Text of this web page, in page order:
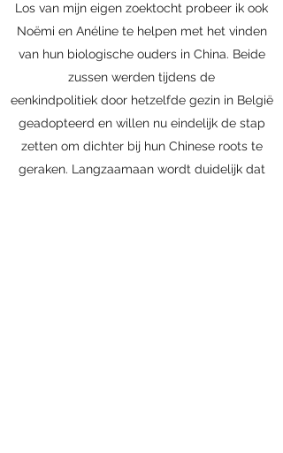
Los van mijn eigen zoektocht probeer ik ook
Noëmi en Anéline te helpen met het vinden
van hun biologische ouders in China. Beide
zussen werden tijdens de
eenkindpolitiek door hetzelfde gezin in België
geadopteerd en willen nu eindelijk de stap
zetten om dichter bij hun Chinese roots te
geraken. Langzaamaan wordt duidelijk dat